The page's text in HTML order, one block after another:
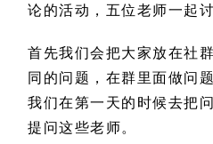
论的活动，五位老师一起
首先我们会把大家放在社
同的问题，在群里面做问
我们在第一天的时候去把
提问这些老师。